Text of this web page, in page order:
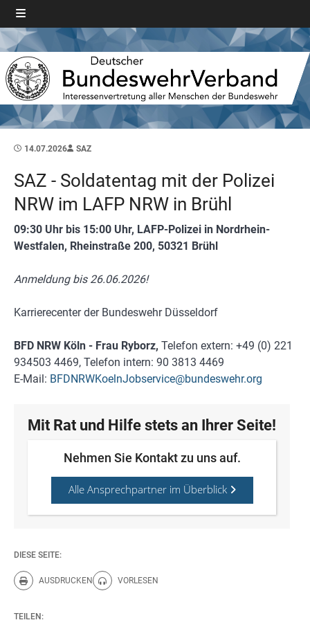
14.07.2026 SAZ
SAZ - Soldatentag mit der Polizei
NRW im LAFP NRW in Brühl
09:30 Uhr bis 15:00 Uhr, LAFP-Polizei in Nordrhein-
Westfalen, Rheinstraße 200, 50321 Brühl
Anmeldung bis 26.06.2026!
Karrierecenter der Bundeswehr Düsseldorf
BFD NRW Köln - Frau Ryborz, Telefon extern: +49 (0) 221
934503 4469, Telefon intern: 90 3813 4469
E-Mail: BFDNRWKoelnJobservice@bundeswehr.org
Mit Rat und Hilfe stets an Ihrer Seite!
Nehmen Sie Kontakt zu uns auf.
Alle Ansprechpartner im Überblick
DIESE SEITE:
AUSDRUCKEN
Diese Seite drucken.
VORLESEN
Diese Seite vorlesen.
TEILEN: